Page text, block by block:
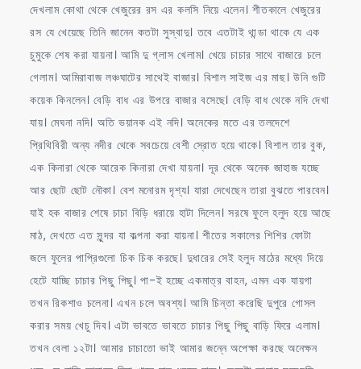
দেখলাম কোথা থেকে খেজুরের রস এর কলসি নিয়ে এলেন। শীতকালে খেজুরের
রস যে খেয়েছে তিনি জানেন কতটা সুস্বাদু। তবে এতটাই থান্ডা থাকে যে এক
চুমুকে শেষ করা যায়না। আমি দু গ্লাস খেলাম। খেয়ে চাচার সাথে বাজারে চলে
গেলাম। আমিরাবাজ লঞ্চঘাটের সাথেই বাজার। বিশাল সাইজ এর মাছ। উনি গুটি
কয়েক কিনলেন। বেড়ি বাধ এর উপরে বাজার বসেছে। বেড়ি বাধ থেকে নদি দেখা
যায়। মেঘনা নদি। অতি ভয়ানক এই নদি। অনেকের মতে এর তলদেশে
প্রিথিবিরী অন্য নদীর থেকে সবচেয়ে বেশী স্রোত হয়ে থাকে। বিশাল তার বুক,
এক কিনারা থেকে আরেক কিনারা দেখা যায়না। দূর থেকে অনেক জাহাজ যচ্ছে
আর ছোট ছোট নৌকা। বেশ মনোরম দৃশ্য। যারা দেখেছেন তারা বুঝতে পারবেন।
যাই হক বাজার শেষে চাচা বিড়ি ধরায়ে হাটা দিলেন। সরষে ফুলে হলুদ হয়ে আছে
মাঠ, দেখতে এত সুন্দর যা কল্পনা করা যায়না। শীতের সকালের শিশির ফোটা
জলে ফুলের পাপ্রিগুলো চিক চিক করছে। দুধারের সেই হলুদ মাঠের মধ্যে দিয়ে
হেটে যাচ্ছি চাচার পিছু পিছু। পা-ই হচ্ছে একমাত্র বাহন, এমন এক যায়গা
তখন রিকশাও চলেনা। এখন চলে অবশ্য। আমি চিন্তা করেছি দুপুরে গোসল
করার সময় খেচু দিব। এটা ভাবতে ভাবতে চাচার পিছু পিছু বাড়ি ফিরে এলাম।
তখন বেলা ১২টা। আমার চাচাতো ভাই আমার জন্নে অপেক্ষা করছে অনেক্ষন